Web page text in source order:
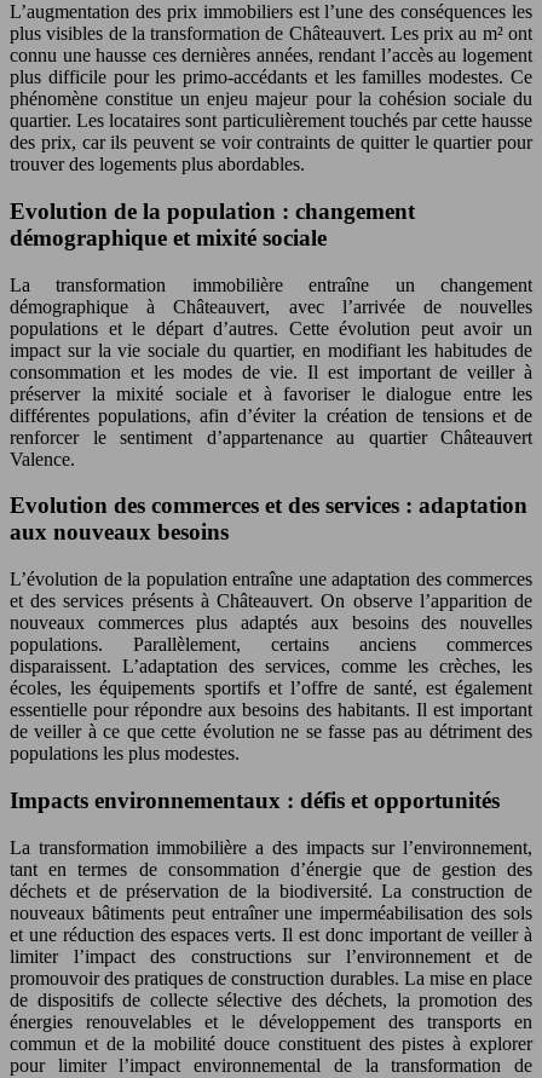
L’augmentation des prix immobiliers est l’une des conséquences les
plus visibles de la transformation de Châteauvert. Les prix au m² ont
connu une hausse ces dernières années, rendant l’accès au logement
plus difficile pour les primo-accédants et les familles modestes. Ce
phénomène constitue un enjeu majeur pour la cohésion sociale du
quartier. Les locataires sont particulièrement touchés par cette hausse
des prix, car ils peuvent se voir contraints de quitter le quartier pour
trouver des logements plus abordables.
Evolution de la population : changement
démographique et mixité sociale
La transformation immobilière entraîne un changement
démographique à Châteauvert, avec l’arrivée de nouvelles
populations et le départ d’autres. Cette évolution peut avoir un
impact sur la vie sociale du quartier, en modifiant les habitudes de
consommation et les modes de vie. Il est important de veiller à
préserver la mixité sociale et à favoriser le dialogue entre les
différentes populations, afin d’éviter la création de tensions et de
renforcer le sentiment d’appartenance au quartier Châteauvert
Valence.
Evolution des commerces et des services : adaptation
aux nouveaux besoins
L’évolution de la population entraîne une adaptation des commerces
et des services présents à Châteauvert. On observe l’apparition de
nouveaux commerces plus adaptés aux besoins des nouvelles
populations. Parallèlement, certains anciens commerces
disparaissent. L’adaptation des services, comme les crèches, les
écoles, les équipements sportifs et l’offre de santé, est également
essentielle pour répondre aux besoins des habitants. Il est important
de veiller à ce que cette évolution ne se fasse pas au détriment des
populations les plus modestes.
Impacts environnementaux : défis et opportunités
La transformation immobilière a des impacts sur l’environnement,
tant en termes de consommation d’énergie que de gestion des
déchets et de préservation de la biodiversité. La construction de
nouveaux bâtiments peut entraîner une imperméabilisation des sols
et une réduction des espaces verts. Il est donc important de veiller à
limiter l’impact des constructions sur l’environnement et de
promouvoir des pratiques de construction durables. La mise en place
de dispositifs de collecte sélective des déchets, la promotion des
énergies renouvelables et le développement des transports en
commun et de la mobilité douce constituent des pistes à explorer
pour limiter l’impact environnemental de la transformation de